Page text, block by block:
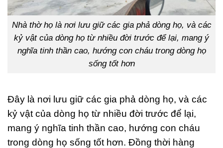
Nhà thờ họ là nơi lưu giữ các gia phả dòng họ, và các
kỷ vật của dòng họ từ nhiều đời trước để lại, mang ý
nghĩa tinh thần cao, hướng con cháu trong dòng họ
sống tốt hơn
Đây là nơi lưu giữ các gia phả dòng họ, và các
kỷ vật của dòng họ từ nhiều đời trước để lại,
mang ý nghĩa tinh thần cao, hướng con cháu
trong dòng họ sống tốt hơn. Đồng thời hàng